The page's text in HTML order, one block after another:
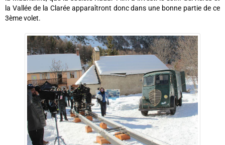
la Vallée de la Clarée apparaîtront donc dans une bonne partie de ce
3ème volet.